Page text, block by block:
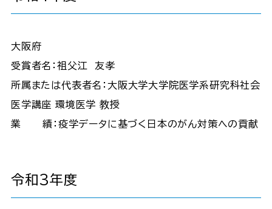
大阪府
受賞者名：祖父江 友孝
所属または代表者名：大阪大学大学院医学系研究科社会
医学講座 環境医学 教授
業 績：疫学データに基づく日本のがん対策への貢献
令和3年度